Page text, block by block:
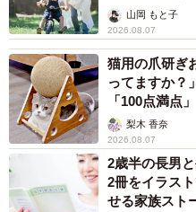
へんが…
山岡 もと子
2026.08.07
猫用の爪研ぎ
ってますか？
「100点満点
梨木 香奈
2026.08.07
2歳半の長男
2冊をイラス
せる家族スト